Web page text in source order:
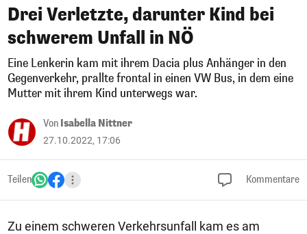
Drei Verletzte, darunter Kind bei
schwerem Unfall in NÖ
Eine Lenkerin kam mit ihrem Dacia plus Anhänger in den
Gegenverkehr, prallte frontal in einen VW Bus, in dem eine
Mutter mit ihrem Kind unterwegs war.
Von Isabella Nittner
27.10.2022, 17:06
Teilen Kommentare
Zu einem schweren Verkehrsunfall kam es am